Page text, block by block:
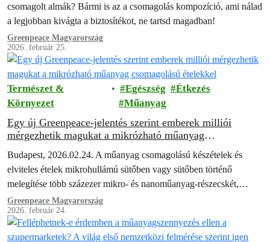
csomagolt almák? Bármi is az a csomagolás kompozíció, ami nálad
a legjobban kivágta a biztosítékot, ne tartsd magadban!
Greenpeace Magyarország
2026. február 25.
Természet &
Környezet
Egészség
Étkezés
Műanyag
Egy új Greenpeace-jelentés szerint emberek milliói
mérgezhetik magukat a mikrózható műanyag
Budapest, 2026.02.24. A műanyag csomagolású készételek és
elviteles ételek mikrohullámú sütőben vagy sütőben történő
melegítése több százezer mikro- és nanoműanyag-részecskét,
valamint mérgező vegyi anyagok „koktélját” juttathatja közvetlenül
az ételbe –…
Greenpeace Magyarország
2026. február 24.